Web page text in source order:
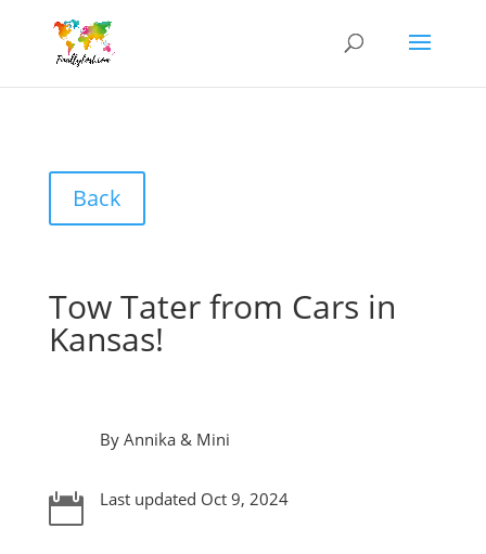
Back
Tow Tater from Cars in
Kansas!
By Annika & Mini
 Last updated Oct 9, 2024